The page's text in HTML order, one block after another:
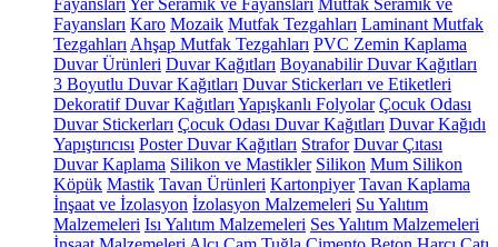
Fayansları Yer Seramik ve Fayansları Mutfak Seramik ve
Fayansları Karo Mozaik Mutfak Tezgahları Laminant Mutfak
Tezgahları Ahşap Mutfak Tezgahları PVC Zemin Kaplama
Duvar Ürünleri Duvar Kağıtları Boyanabilir Duvar Kağıtları
3 Boyutlu Duvar Kağıtları Duvar Stickerları ve Etiketleri
Dekoratif Duvar Kağıtları Yapışkanlı Folyolar Çocuk Odası
Duvar Stickerları Çocuk Odası Duvar Kağıtları Duvar Kağıdı
Yapıştırıcısı Poster Duvar Kağıtları Strafor Duvar Çıtası
Duvar Kaplama Silikon ve Mastikler Silikon Mum Silikon
Köpük Mastik Tavan Ürünleri Kartonpiyer Tavan Kaplama
İnşaat ve İzolasyon İzolasyon Malzemeleri Su Yalıtım
Malzemeleri Isı Yalıtım Malzemeleri Ses Yalıtım Malzemeleri